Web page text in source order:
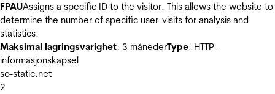
FPAUAssigns a specific ID to the visitor. This allows the website to
determine the number of specific user-visits for analysis and
statistics.
Maksimal lagringsvarighet: 3 månederType: HTTP-
informasjonskapsel
sc-static.net
2